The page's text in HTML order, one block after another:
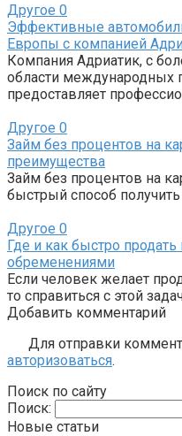
Другое 0
Эффективные
Европы с компанией
Компания Адриатик, с
области международных
предоставляет
Другое 0
Займ без процентов на
преимущества
Займ без процентов на
быстрый способ
Другое 0
Где и как быстро
обременениями
Если человек желает
то справиться с этой
Добавить комментарий
Для отправки
авторизоваться.
Поиск по сайту
Поиск:
Новые статьи